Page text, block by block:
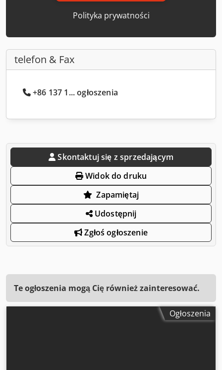
Polityka prywatności
telefon & Fax
+86 137 1... ogłoszenia
Skontaktuj się z sprzedającym
Widok do druku
Zapamiętaj
Udostępnij
Zgłoś ogłoszenie
Te ogłoszenia mogą Cię również zainteresować.
Ogłoszenia